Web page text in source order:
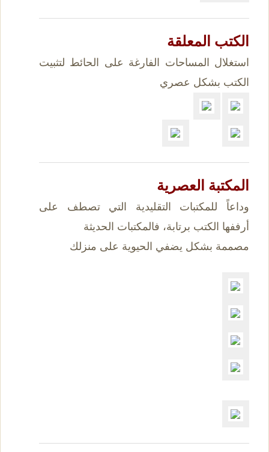
الكتب المعلقة
استغلال المساحات الفارغة على الحائط لتثبيت
الكتب بشكل عصري
المكتبة العصرية
وداعاً للمكتبات التقليدية التي تصطف على
أرففها الكتب برتابة، فالمكتبات الحديثة
مصممة بشكل يضفي الحيوية على منزلك